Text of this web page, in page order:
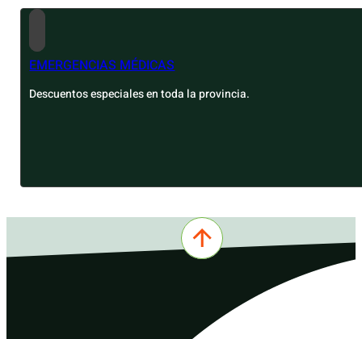
EMERGENCIAS MÉDICAS
Descuentos especiales en toda la provincia.